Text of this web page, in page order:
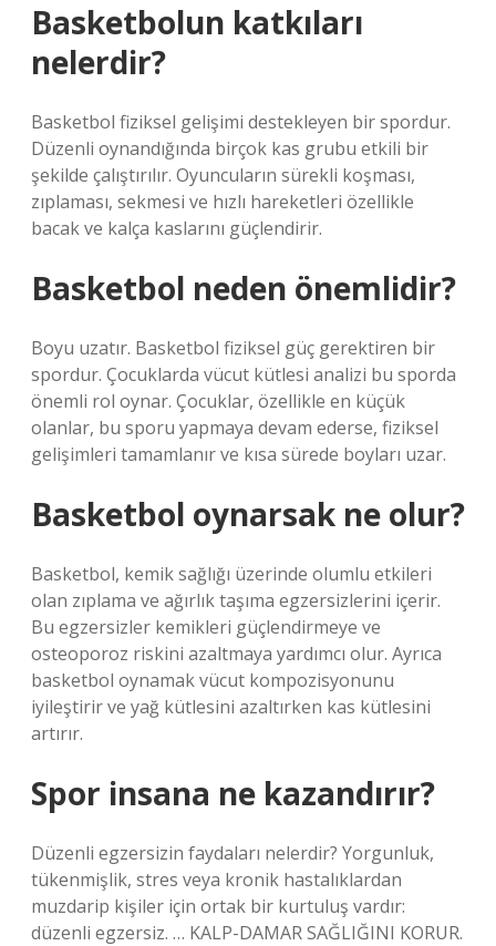
Basketbolun katkıları
nelerdir?
Basketbol fiziksel gelişimi destekleyen bir spordur.
Düzenli oynandığında birçok kas grubu etkili bir
şekilde çalıştırılır. Oyuncuların sürekli koşması,
zıplaması, sekmesi ve hızlı hareketleri özellikle
bacak ve kalça kaslarını güçlendirir.
Basketbol neden önemlidir?
Boyu uzatır. Basketbol fiziksel güç gerektiren bir
spordur. Çocuklarda vücut kütlesi analizi bu sporda
önemli rol oynar. Çocuklar, özellikle en küçük
olanlar, bu sporu yapmaya devam ederse, fiziksel
gelişimleri tamamlanır ve kısa sürede boyları uzar.
Basketbol oynarsak ne olur?
Basketbol, ​​kemik sağlığı üzerinde olumlu etkileri
olan zıplama ve ağırlık taşıma egzersizlerini içerir.
Bu egzersizler kemikleri güçlendirmeye ve
osteoporoz riskini azaltmaya yardımcı olur. Ayrıca
basketbol oynamak vücut kompozisyonunu
iyileştirir ve yağ kütlesini azaltırken kas kütlesini
artırır.
Spor insana ne kazandırır?
Düzenli egzersizin faydaları nelerdir? Yorgunluk,
tükenmişlik, stres veya kronik hastalıklardan
muzdarip kişiler için ortak bir kurtuluş vardır:
düzenli egzersiz. … KALP-DAMAR SAĞLIĞINI KORUR.